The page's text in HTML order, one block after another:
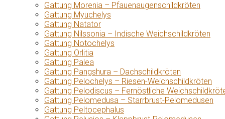
Gattung Morenia – Pfauenaugenschildkröten
Gattung Myuchelys
Gattung Natator
Gattung Nilssonia – Indische Weichschildkröten
Gattung Notochelys
Gattung Orlitia
Gattung Palea
Gattung Pangshura – Dachschildkröten
Gattung Pelochelys – Riesen-Weichschildkröten
Gattung Pelodiscus – Fernöstliche
Gattung Pelomedusa – Starrbrust-Pelomedusen
Gattung Peltocephalus